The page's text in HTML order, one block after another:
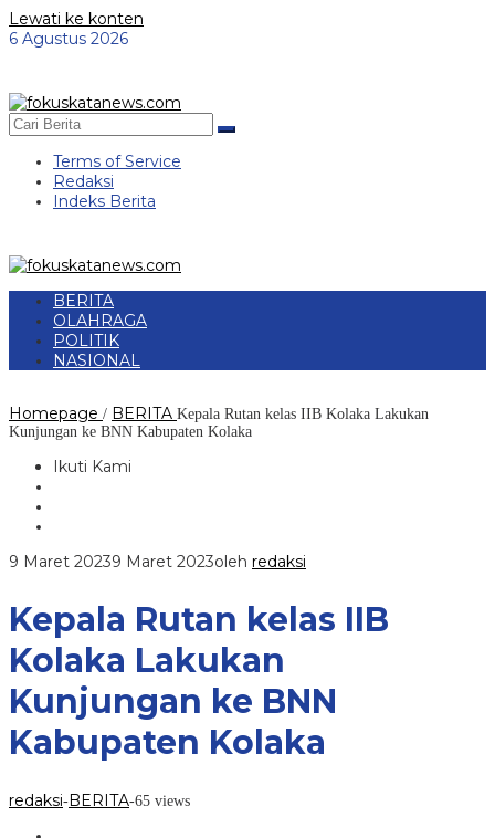
Lewati ke konten
6 Agustus 2026
Terms of Service
Redaksi
Indeks Berita
BERITA
OLAHRAGA
POLITIK
NASIONAL
Homepage / BERITA Kepala Rutan kelas IIB Kolaka Lakukan
Kunjungan ke BNN Kabupaten Kolaka
Ikuti Kami
9 Maret 20239 Maret 2023oleh redaksi
Kepala Rutan kelas IIB
Kolaka Lakukan
Kunjungan ke BNN
Kabupaten Kolaka
redaksi-BERITA-65 views